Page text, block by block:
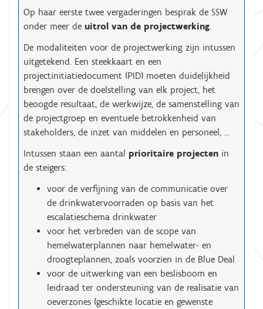
Op haar eerste twee vergaderingen besprak de SSW
onder meer de uitrol van de projectwerking
De modaliteiten voor de projectwerking zijn intussen
uitgetekend. Een steekkaart en een
projectinitiatiedocument (PID) moeten duidelijkheid
brengen over de doelstelling van elk project, het
beoogde resultaat, de werkwijze, de samenstelling van
de projectgroep en eventuele betrokkenheid van
stakeholders, de inzet van middelen en personeel, ...
Intussen staan een aantal prioritaire projecten in
de steigers:
voor de verfijning van de communicatie over
de drinkwatervoorraden op basis van het
escalatieschema drinkwater
voor het verbreden van de scope van
hemelwaterplannen naar hemelwater- en
droogteplannen, zoals voorzien in de Blue Deal
voor de uitwerking van een beslisboom en
leidraad ter ondersteuning van de realisatie van
oeverzones (geschikte locatie en gewenste